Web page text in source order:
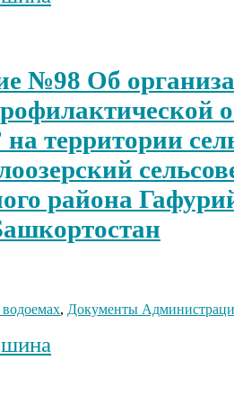
№98 Об
территории
района
водоемах, Документы